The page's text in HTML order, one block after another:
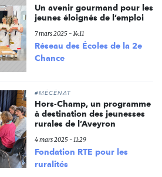
Un avenir gourmand pour les
jeunes éloignés de l’emploi
7 mars 2025 - 14:11
Réseau des Écoles de la 2e
Chance
#MÉCÉNAT
Hors-Champ, un programme
à destination des jeunesses
rurales de l’Aveyron
4 mars 2025 - 11:29
Fondation RTE pour les
ruralités